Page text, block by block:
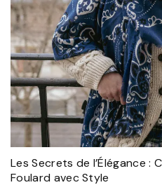
Les Secrets de l’Élégance :
Foulard avec Style